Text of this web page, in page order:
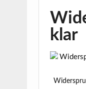
klar